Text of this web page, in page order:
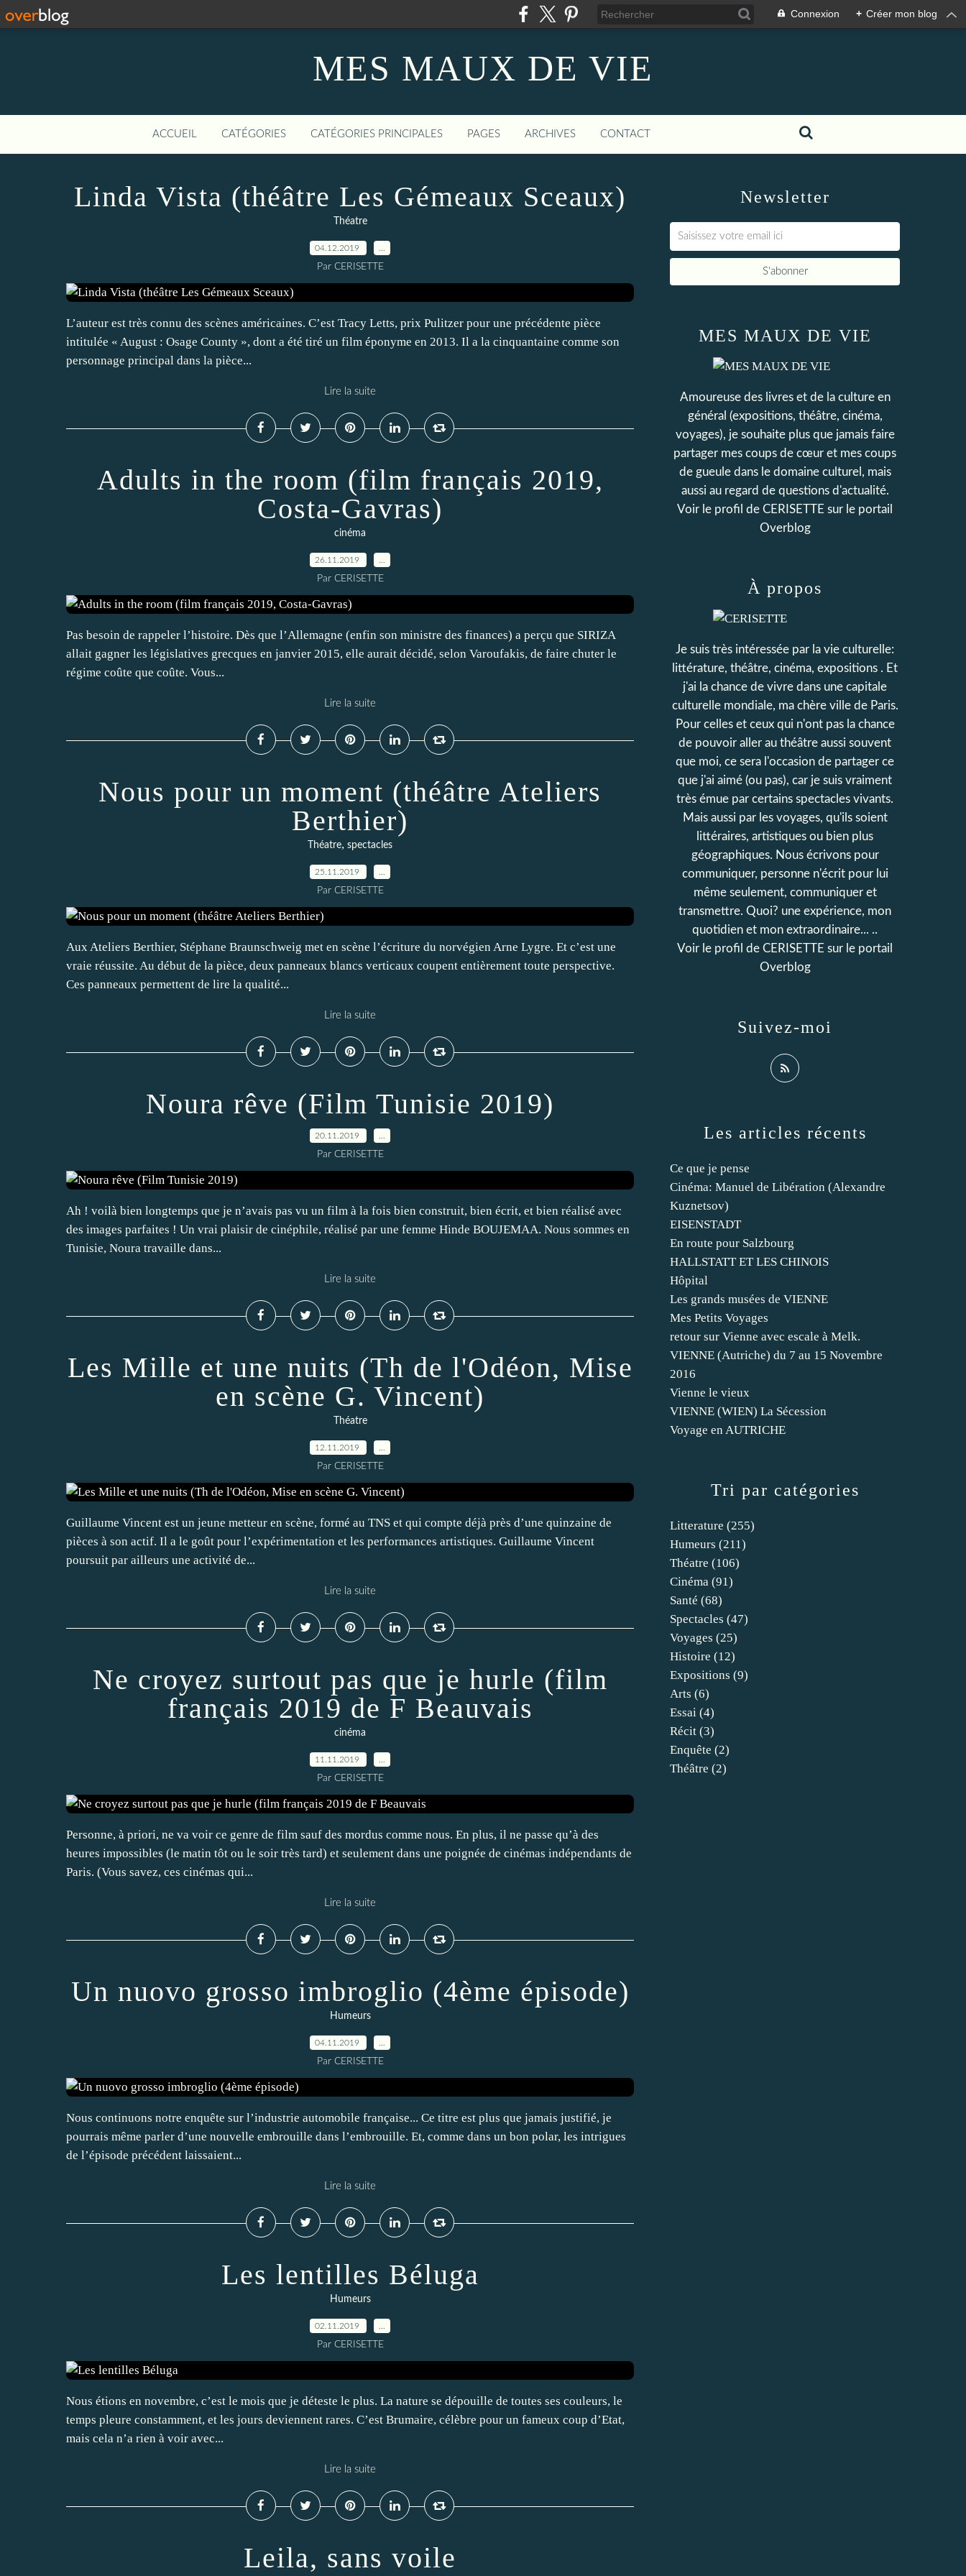
Connexion + Créer mon blog
MES MAUX DE VIE
ACCUEIL CATÉGORIES CATÉGORIES PRINCIPALES PAGES ARCHIVES CONTACT
Linda Vista (théâtre Les Gémeaux Sceaux)
Théatre
04.12.2019
Par CERISETTE
L’auteur est très connu des scènes américaines. C’est Tracy Letts, prix Pulitzer pour une précédente pièce
intitulée « August : Osage County », dont a été tiré un film éponyme en 2013. Il a la cinquantaine comme son
personnage principal dans la pièce...
Lire la suite
Adults in the room (film français 2019,
Costa-Gavras)
cinéma
26.11.2019
Par CERISETTE
Pas besoin de rappeler l’histoire. Dès que l’Allemagne (enfin son ministre des finances) a perçu que SIRIZA
allait gagner les législatives grecques en janvier 2015, elle aurait décidé, selon Varoufakis, de faire chuter le
régime coûte que coûte. Vous...
Lire la suite
Nous pour un moment (théâtre Ateliers
Berthier)
Théatre, spectacles
25.11.2019
Par CERISETTE
Aux Ateliers Berthier, Stéphane Braunschweig met en scène l’écriture du norvégien Arne Lygre. Et c’est une
vraie réussite. Au début de la pièce, deux panneaux blancs verticaux coupent entièrement toute perspective.
Ces panneaux permettent de lire la qualité...
Lire la suite
Noura rêve (Film Tunisie 2019)
20.11.2019
Par CERISETTE
Ah ! voilà bien longtemps que je n’avais pas vu un film à la fois bien construit, bien écrit, et bien réalisé avec
des images parfaites ! Un vrai plaisir de cinéphile, réalisé par une femme Hinde BOUJEMAA. Nous sommes en
Tunisie, Noura travaille dans...
Lire la suite
Les Mille et une nuits (Th de l'Odéon, Mise
en scène G. Vincent)
Théatre
12.11.2019
Par CERISETTE
Guillaume Vincent est un jeune metteur en scène, formé au TNS et qui compte déjà près d’une quinzaine de
pièces à son actif. Il a le goût pour l’expérimentation et les performances artistiques. Guillaume Vincent
poursuit par ailleurs une activité de...
Lire la suite
Ne croyez surtout pas que je hurle (film
français 2019 de F Beauvais
cinéma
11.11.2019
Par CERISETTE
Personne, à priori, ne va voir ce genre de film sauf des mordus comme nous. En plus, il ne passe qu’à des
heures impossibles (le matin tôt ou le soir très tard) et seulement dans une poignée de cinémas indépendants de
Paris. (Vous savez, ces cinémas qui...
Lire la suite
Un nuovo grosso imbroglio (4ème épisode)
Humeurs
04.11.2019
Par CERISETTE
Nous continuons notre enquête sur l’industrie automobile française... Ce titre est plus que jamais justifié, je
pourrais même parler d’une nouvelle embrouille dans l’embrouille. Et, comme dans un bon polar, les intrigues
de l’épisode précédent laissaient...
Lire la suite
Les lentilles Béluga
Humeurs
02.11.2019
Par CERISETTE
Nous étions en novembre, c’est le mois que je déteste le plus. La nature se dépouille de toutes ses couleurs, le
temps pleure constamment, et les jours deviennent rares. C’est Brumaire, célèbre pour un fameux coup d’Etat,
mais cela n’a rien à voir avec...
Lire la suite
Leila, sans voile
Newsletter
Tri par catégories
Litterature (255)
Humeurs (211)
Théatre (106)
Cinéma (91)
Santé (68)
Spectacles (47)
Voyages (25)
Histoire (12)
Expositions (9)
Arts (6)
Essai (4)
Récit (3)
Enquête (2)
Théâtre (2)
Les articles récents
Ce que je pense
Cinéma: Manuel de Libération (Alexandre
Kuznetsov)
EISENSTADT
En route pour Salzbourg
HALLSTATT ET LES CHINOIS
Hôpital
Les grands musées de VIENNE
Mes Petits Voyages
retour sur Vienne avec escale à Melk.
VIENNE (Autriche) du 7 au 15 Novembre
2016
Vienne le vieux
VIENNE (WIEN) La Sécession
Voyage en AUTRICHE
MES MAUX DE VIE
Amoureuse des livres et de la culture en
général (expositions, théâtre, cinéma,
voyages), je souhaite plus que jamais faire
partager mes coups de cœur et mes coups
de gueule dans le domaine culturel, mais
aussi au regard de questions d'actualité.
Voir le profil de CERISETTE sur le portail
Overblog
Suivez-moi
À propos
Je suis très intéressée par la vie culturelle:
littérature, théâtre, cinéma, expositions . Et
j'ai la chance de vivre dans une capitale
culturelle mondiale, ma chère ville de Paris.
Pour celles et ceux qui n'ont pas la chance
de pouvoir aller au théâtre aussi souvent
que moi, ce sera l'occasion de partager ce
que j'ai aimé (ou pas), car je suis vraiment
très émue par certains spectacles vivants.
Mais aussi par les voyages, qu'ils soient
littéraires, artistiques ou bien plus
géographiques. Nous écrivons pour
communiquer, personne n'écrit pour lui
même seulement, communiquer et
transmettre. Quoi? une expérience, mon
quotidien et mon extraordinaire... ..
Voir le profil de CERISETTE sur le portail
Overblog